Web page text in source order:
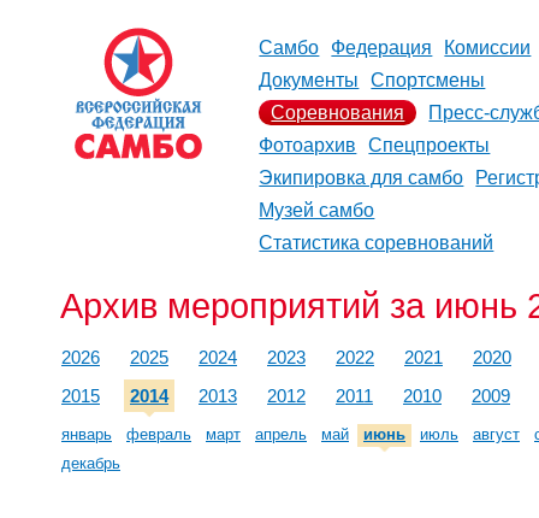
Самбо Федерация
Комиссии
Документы
Спортсмены
Соревнования
Пресс-
Фотоархив
Спецпроекты
Экипировка для самбо
Музей самбо
Статистика соревнований
Архив мероприятий за июнь
2026 2025 2024 2023 2022 2021
2020
2015
2014 2013 2012 2011 2010 2009
январь февраль март апрель май июнь июль август
декабрь